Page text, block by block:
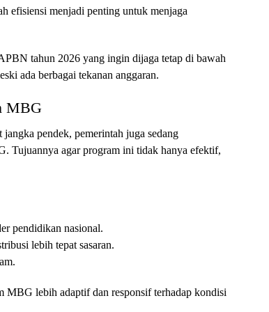
efisiensi menjadi penting untuk menjaga
tahun 2026 yang ingin dijaga tetap di bawah
ada berbagai tekanan anggaran.
MBG
pendek, pemerintah juga sedang
Tujuannya agar program ini tidak hanya efektif,
pendidikan nasional.
lebih tepat sasaran.
MBG lebih adaptif dan responsif terhadap kondisi